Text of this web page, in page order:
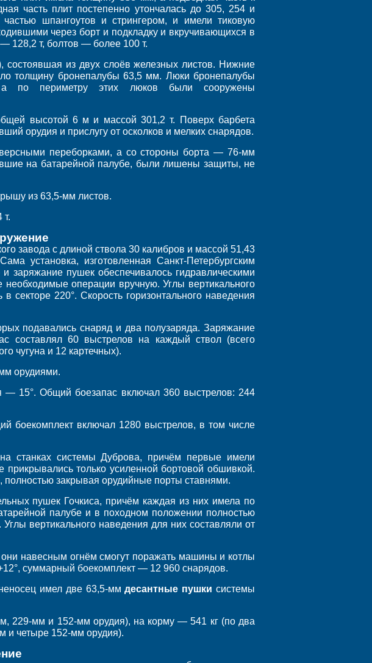
часть плит постепенно утончалась до 305, 254 и
шпангоутов и стрингером, и имели тиковую
через борт и подкладку и вкручивающихся в
128,2 т, болтов — более 100 т.
состоявшая из двух слоёв железных листов. Нижние
толщину бронепалубы 63,5 мм. Люки бронепалубы
по периметру этих люков были сооружены
высотой 6 м и массой 301,2 т. Поверх барбета
орудия и прислугу от осколков и мелких снарядов.
переборками, а со стороны борта — 76-мм
на батарейной палубе, были лишены защиты, не
из 63,5-мм листов.
завода с длиной ствола 30 калибров и массой 51,43
установка, изготовленная Санкт-Петербургским
заряжание пушек обеспечивалось гидравлическими
операции вручную. Углы вертикального
секторе 220°. Скорость горизонтального наведения
подавались снаряд и два полузаряда. Заряжание
составлял 60 выстрелов на каждый ствол (всего
чугуна и 12 картечных).
орудиями.
15°. Общий боезапас включал 360 выстрелов: 244
боекомплект включал 1280 выстрелов, в том числе
станках системы Дуброва, причём первые имели
только усиленной бортовой обшивкой.
полностью закрывая орудийные порты ставнями.
пушек Гочкиса, причём каждая из них имела по
палубе и в походном положении полностью
вертикального наведения для них составляли от
навесным огнём смогут поражать машины и котлы
суммарный боекомплект — 12 960 снарядов.
имел две 63,5-ммдесантные пушки системы
229-мм и 152-мм орудия), на корму — 541 кг (по два
и четыре 152-мм орудия).